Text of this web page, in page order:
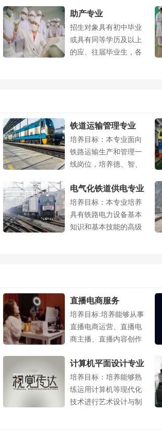
助产专业
招生对象具有初中毕业
或具有同等学历及以上
的应、往届毕业生，各
铁道运输管理专业
培养目标：本专业面向
铁路运输生产和管理一
线岗位，培养德、智、
电气化铁道供电专业
培养目标：本专业培养
具有铁路电力设备基本
知识和基本技能的高级
直播电商服务
培养目标:培养能够从事
直播电商运营、直播电
商主播、直播内容创作
计算机平面设计专业
培养目标：培养能够熟
练运用计算机等现代化
技术进行艺术设计与制